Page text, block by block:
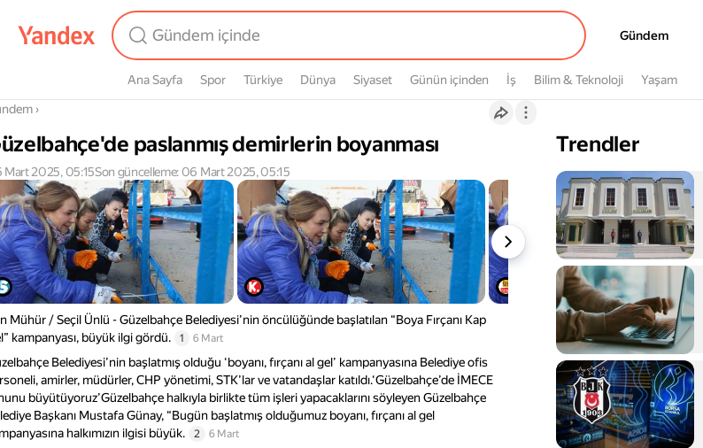
Gündem
Gündem
Ana Sayfa Spor Türkiye Dünya Siyaset Günün içinden İş Bilim & Teknoloji Yaşam
›
paslanmış demirlerin boyanması
Mart 2025, 05:15Son güncelleme: 06 Mart 2025, 05:15
Mühür / Seçil Ünlü - Güzelbahçe Belediyesi’nin öncülüğünde başlatılan “Boya Fırçanı Kap
kampanyası, büyük ilgi gördü.
1 6 Mart
Belediyesi’nin başlatmış olduğu ‘boyanı, fırçanı al gel’ kampanyasına Belediye ofis
amirler, müdürler, CHP yönetimi, STK’lar ve vatandaşlar katıldı.‘Güzelbahçe’de İMECE
büyütüyoruz’Güzelbahçe halkıyla birlikte tüm işleri yapacaklarını söyleyen Güzelbahçe
Başkanı Mustafa Günay, “Bugün başlatmış olduğumuz boyanı, fırçanı al gel
halkımızın ilgisi büyük.
2 6 Mart
Trendler